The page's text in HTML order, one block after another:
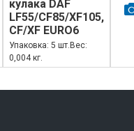
кулака DAF
LF55/CF85/XF105,
CF/XF EURO6
Упаковка: 5 шт.Вес:
0,004 кг.